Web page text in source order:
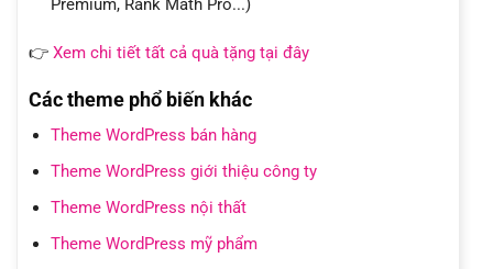
Premium, Rank Math Pro...)
👉 Xem chi tiết tất cả quà tặng tại đây
Các theme phổ biến khác
Theme WordPress bán hàng
Theme WordPress giới thiệu công ty
Theme WordPress nội thất
Theme WordPress mỹ phẩm